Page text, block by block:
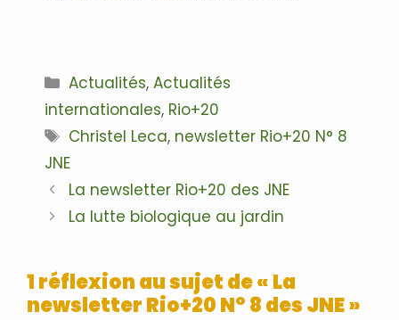
Catégories
Actualités,Actualités
internationales, Rio+20
Étiquettes
Christel Leca, newsletter Rio+20 N° 8
JNE
Navigation
des
La newsletter Rio+20 des JNE
La lutte biologique au jardin
1 réflexion au sujet de « La
newsletter Rio+20 N° 8 des JNE »